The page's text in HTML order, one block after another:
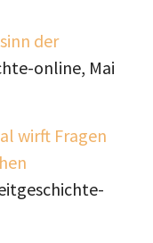
der
online, Mai
wirft Fragen